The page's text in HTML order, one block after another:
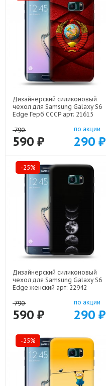
Дизайнерский силиконовый
чехол для Samsung Galaxy S6
Edge Герб СССР арт: 21615
790
590 ₽
по акции
290 ₽
-25%
Дизайнерский силиконовый
чехол для Samsung Galaxy S6
Edge женский арт: 22942
790
590 ₽
по акции
290 ₽
-25%